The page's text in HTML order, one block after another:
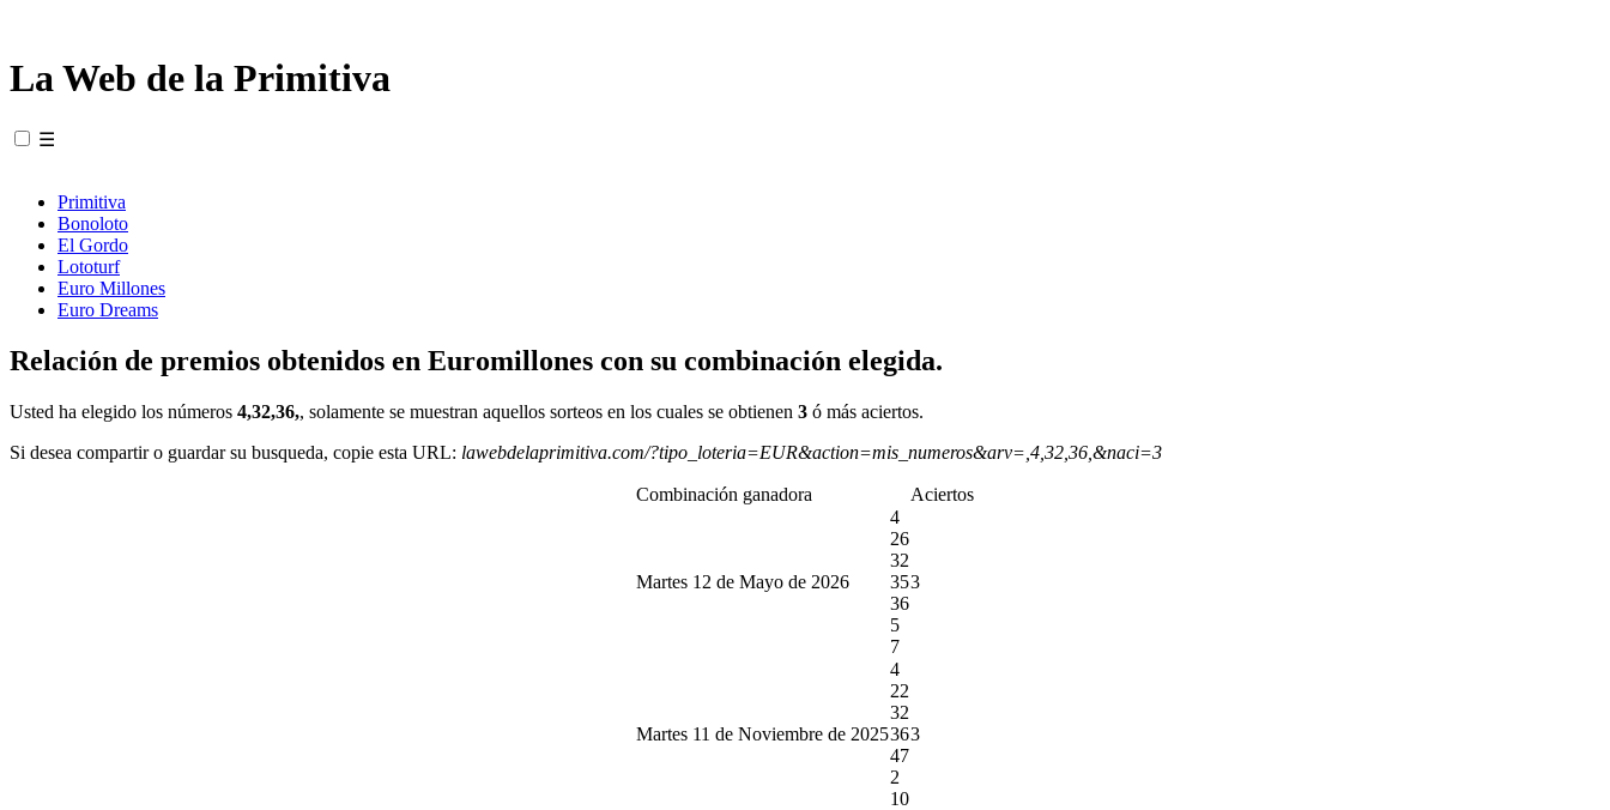
La Web de la Primitiva
☰
Primitiva
Bonoloto
El Gordo
Lototurf
Euro Millones
Euro Dreams
Relación de premios obtenidos en Euromillones con su combinación elegida.
Usted ha elegido los números 4,32,36,, solamente se muestran aquellos sorteos en los cuales se obtienen 3 ó más aciertos.
Si desea compartir o guardar su busqueda, copie esta URL: lawebdelaprimitiva.com/?tipo_loteria=EUR&action=mis_numeros&arv=,4,32,36,&naci=3
Combinación ganadora Aciertos
Martes 12 de Mayo de 2026
4
26
32
35
36
5
7
3
Martes 11 de Noviembre de 2025
4
22
32
36
47
2
10
3